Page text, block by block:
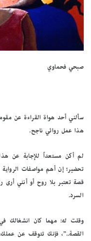
صبحي فحماوي
سألني أحد هواة القراءة عن
هذا عمل روائي ناجح.
لم أكن مستعداً للإجابة عن
تحضير؛ إن أهم مواصفات الرواية
قصة تعتبر بلا روح أو أنني
السرد.
وقلت له: مهما كان انشغالك
القصة..”، فإنك تتوقف عن